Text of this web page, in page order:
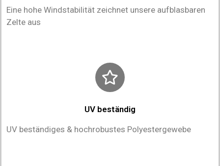
Eine hohe Windstabilität zeichnet unsere aufblasbaren
Zelte aus
UV beständig
UV beständiges & hochrobustes Polyestergewebe